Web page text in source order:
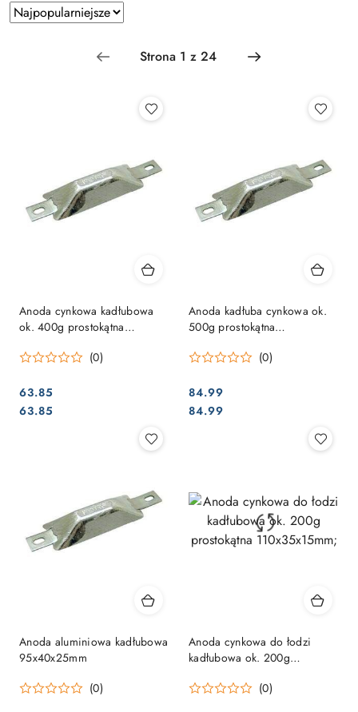
Zastosowano
sortowanie:
Najpopularniejsze.
Sortuj
według
Anoda cynkowa kadłubowa
ok. 400g prostokątna
(0)
Cena:
63.85
Cena:
63.85
Anoda kadłuba cynkowa ok.
500g prostokątna
(0)
Cena:
84.99
Cena:
84.99
Anoda aluminiowa kadłubowa
95x40x25mm
(0)
Anoda cynkowa do łodzi
kadłubowa ok. 200g
(0)